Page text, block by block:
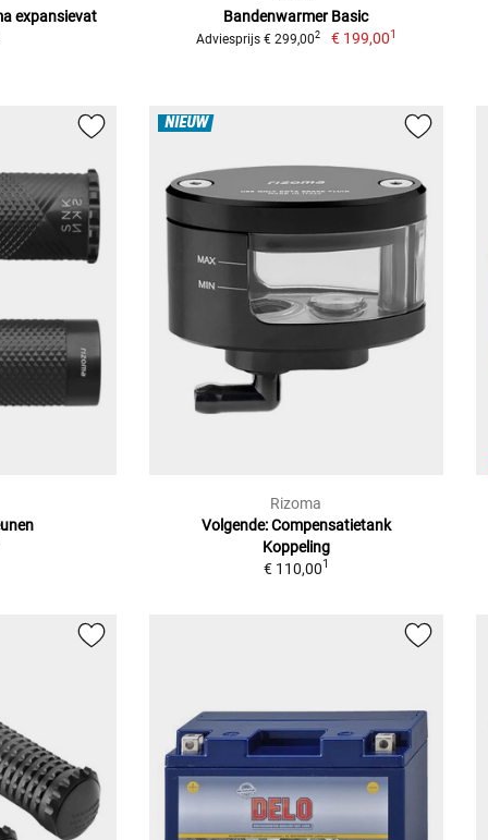
expansievat
Bandenwarmer Basic
Adviesprijs € 299,002 € 199,001
NIEUW
Rizoma
Volgende: Compensatietank
Koppeling
€ 110,001